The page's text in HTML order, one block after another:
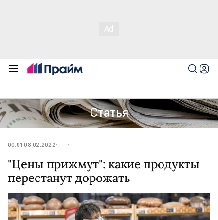
Статья
00:01 08.02.2022
"Цены прижмут": какие продукты
перестанут дорожать